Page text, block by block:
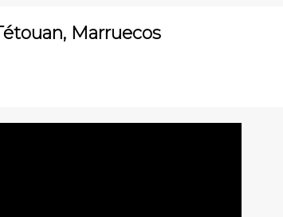
Marruecos